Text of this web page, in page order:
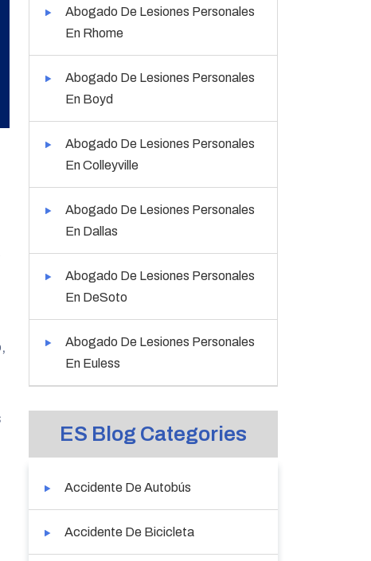
Abogado De Lesiones Personales
En Rhome
Abogado De Lesiones Personales
En Boyd
Abogado De Lesiones Personales
En Colleyville
Abogado De Lesiones Personales
En Dallas
Abogado De Lesiones Personales
En DeSoto
Abogado De Lesiones Personales
En Euless
ES Blog Categories
Accidente De Autobús
Accidente De Bicicleta